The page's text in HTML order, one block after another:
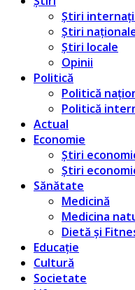
Știri
Știri
Știri locale
Opinii
Politică
Politică
Politică
Actual
Economie
Știri
Știri
Sănătate
Medicină
Medicina
Dietă și
Educație
Cultură
Societate